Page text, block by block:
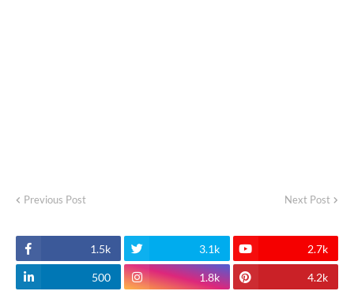
Previous Post Next Post
1.5k 3.1k 2.7k
500 1.8k 4.2k